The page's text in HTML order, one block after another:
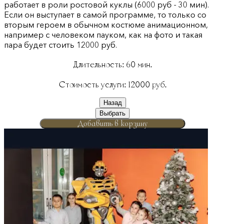
работает в роли ростовой куклы (6000 руб - 30 мин).
Если он выступает в самой программе, то только со
вторым героем в обычном костюме анимационном,
например с человеком пауком, как на фото и такая
пара будет стоить 12000 руб.
Длительность: 60 мин.
Стоимость услуги: 12000 руб.
Назад
Выбрать
Добавить в корзину